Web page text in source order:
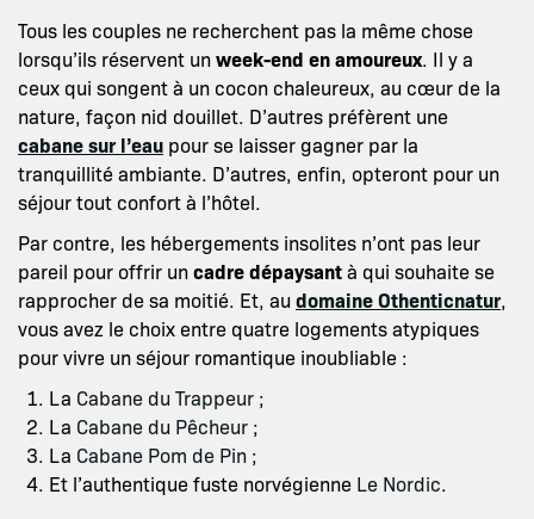
Tous les couples ne recherchent pas la même chose
lorsqu’ils réservent unweek-end en amoureux. Il y a
ceux qui songent à un cocon chaleureux, au cœur de la
nature, façon nid douillet. D’autres préfèrent une
cabane sur l’eau pour se laisser gagner par la
tranquillité ambiante. D’autres, enfin, opteront pour un
séjour tout confort à l’hôtel.
Par contre, les hébergements insolites n’ont pas leur
pareil pour offrir uncadre dépaysantà qui souhaite se
rapprocher de sa moitié. Et, au domaine Othenticnatur,
vous avez le choix entre quatre logements atypiques
pour vivre un séjour romantique inoubliable :
La Cabane du Trappeur ;
La Cabane du Pêcheur ;
La Cabane Pom de Pin ;
Et l’authentique fuste norvégienne Le Nordic.